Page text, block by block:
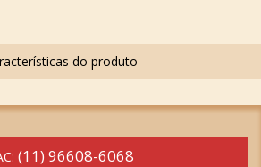
(11) 96608-6068